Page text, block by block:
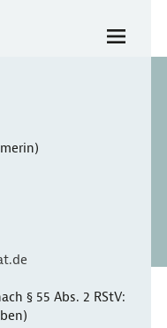
§ 55 Abs. 2 RStV: